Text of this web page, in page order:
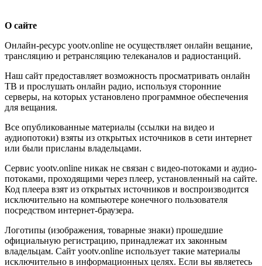
О сайте
Онлайн-ресурс yootv.online не осуществляет онлайн вещание,
трансляцию и ретрансляцию телеканалов и радиостанций.
Наш сайт предоставляет возможность просматривать онлайн
ТВ и прослушать онлайн радио, используя сторонние
серверы, на которых установлено программное обеспечения
для вещания.
Все опубликованные материалы (ссылки на видео и
аудиопотоки) взяты из открытых источников в сети интернет
или были присланы владельцами.
Сервис yootv.online никак не связан с видео-потоками и аудио-
потоками, проходящими через плеер, установленный на сайте.
Код плеера взят из открытых источников и воспроизводится
исключительно на компьютере конечного пользователя
посредством интернет-браузера.
Логотипы (изображения, товарные знаки) прошедшие
официальную регистрацию, принадлежат их законным
владельцам. Сайт yootv.online использует такие материалы
исключительно в информационных целях. Если вы являетесь